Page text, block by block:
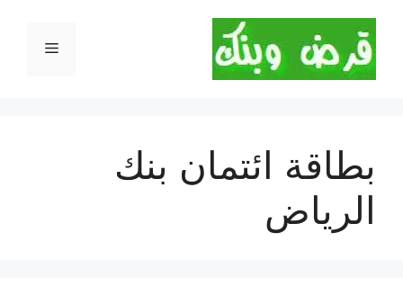
المحتوى
القائمة
بطاقة ائتمان بنك
الرياض